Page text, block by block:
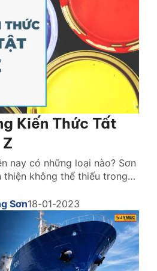
Kiến Thức Tất
nay có những loại nào? Sơn
thiện không thể thiếu trong
nhà khỏi những tác động
cũng giúp mang lại tính […]
Sơn18-01-2023